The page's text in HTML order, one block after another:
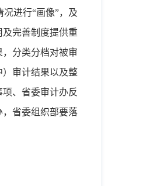
进行“画像”，及
完善制度提供重
分类分档对被审
审计结果以及整
、省委审计办反
省委组织部要落